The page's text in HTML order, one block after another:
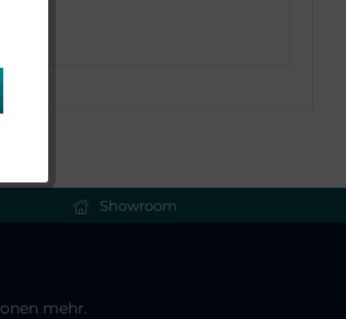
Showroom
mehr.